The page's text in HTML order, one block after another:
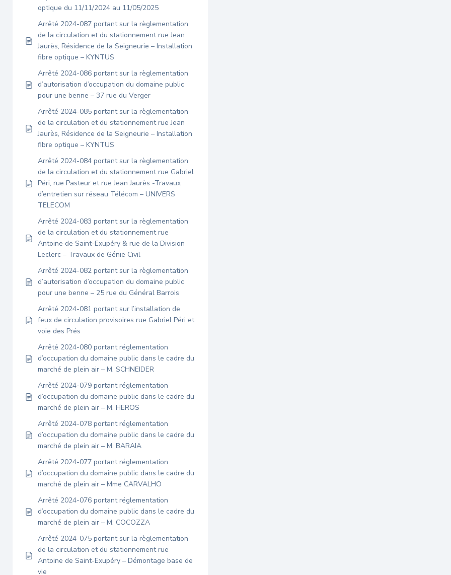
optique du 11/11/2024 au 11/05/2025
Arrêté 2024-087 portant sur la règlementation
de la circulation et du stationnement rue Jean
Jaurès, Résidence de la Seigneurie – Installation
fibre optique – KYNTUS
Arrêté 2024-086 portant sur la règlementation
d’autorisation d’occupation du domaine public
pour une benne – 37 rue du Verger
Arrêté 2024-085 portant sur la règlementation
de la circulation et du stationnement rue Jean
Jaurès, Résidence de la Seigneurie – Installation
fibre optique – KYNTUS
Arrêté 2024-084 portant sur la règlementation
de la circulation et du stationnement rue Gabriel
Péri, rue Pasteur et rue Jean Jaurès -Travaux
d’entretien sur réseau Télécom – UNIVERS
TELECOM
Arrêté 2024-083 portant sur la règlementation
de la circulation et du stationnement rue
Antoine de Saint-Exupéry & rue de la Division
Leclerc – Travaux de Génie Civil
Arrêté 2024-082 portant sur la règlementation
d’autorisation d’occupation du domaine public
pour une benne – 25 rue du Général Barrois
Arrêté 2024-081 portant sur l’installation de
feux de circulation provisoires rue Gabriel Péri et
voie des Prés
Arrêté 2024-080 portant réglementation
d’occupation du domaine public dans le cadre du
marché de plein air – M. SCHNEIDER
Arrêté 2024-079 portant réglementation
d’occupation du domaine public dans le cadre du
marché de plein air – M. HEROS
Arrêté 2024-078 portant réglementation
d’occupation du domaine public dans le cadre du
marché de plein air – M. BARAIA
Arrêté 2024-077 portant réglementation
d’occupation du domaine public dans le cadre du
marché de plein air – Mme CARVALHO
Arrêté 2024-076 portant réglementation
d’occupation du domaine public dans le cadre du
marché de plein air – M. COCOZZA
Arrêté 2024-075 portant sur la règlementation
de la circulation et du stationnement rue
Antoine de Saint-Exupéry – Démontage base de
vie